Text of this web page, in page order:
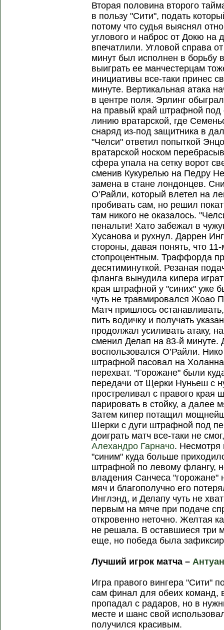
Вторая половина второго
в пользу "Сити", подать
потому что судья выяснял
углового и наброс от Докю на
впечатлили. Угловой справа
минут был исполнен в
выиграть ее манчестерцам
инициативы все-таки принес
минуте. Вертикальная атака
в центре поля. Эрлинг
на правый край штрафной под
линию вратарской, где
снаряд из-под защитника в
"Челси" ответил попыткой
вратарской носком
сфера упала на сетку ворот
сменив Кукурелью на Педру
замена в стане лондонцев.
О’Райли, который влетел на
пробивать сам, но решил
там никого не оказалось.
пенальти! Хато забежал в
Хусанова и рухнул. Даррен
стороны, давая понять, что
стопроцентным. Траффорда
десятиминуткой. Резаная
фланга вынудила кипера
края штрафной у "синих" уже
чуть не травмировался Жоао
Матч пришлось
пить водичку и получать
продолжал усиливать атаку,
сменил Делап на 83-й минуте.
воспользовался О’Райли.
штрафной пасовал на
перехват. "Горожане" были
передачи от Щерки Нуньеш с
простреливал с правого края
парировать в стойку, а далее
Затем кипер потащил
Шерки с дуги штрафной под
доиграть матч все-таки не
Алехандро Гарначо. Несмотря
"синим" куда больше
штрафной по левому флангу,
владения Санчеса "горожане"
мяч и благополучно его
Инглэнд, и Делапу чуть не
первым на мяче при подаче
откровенно неточно. Желтая
не решала. В оставшиеся три
еще, но победа была
Лучший игрок матча –
Игра правого вингера "Сити"
сам финал для обеих команд,
пропадал с радаров, но в
месте и шанс свой
получился красивым.